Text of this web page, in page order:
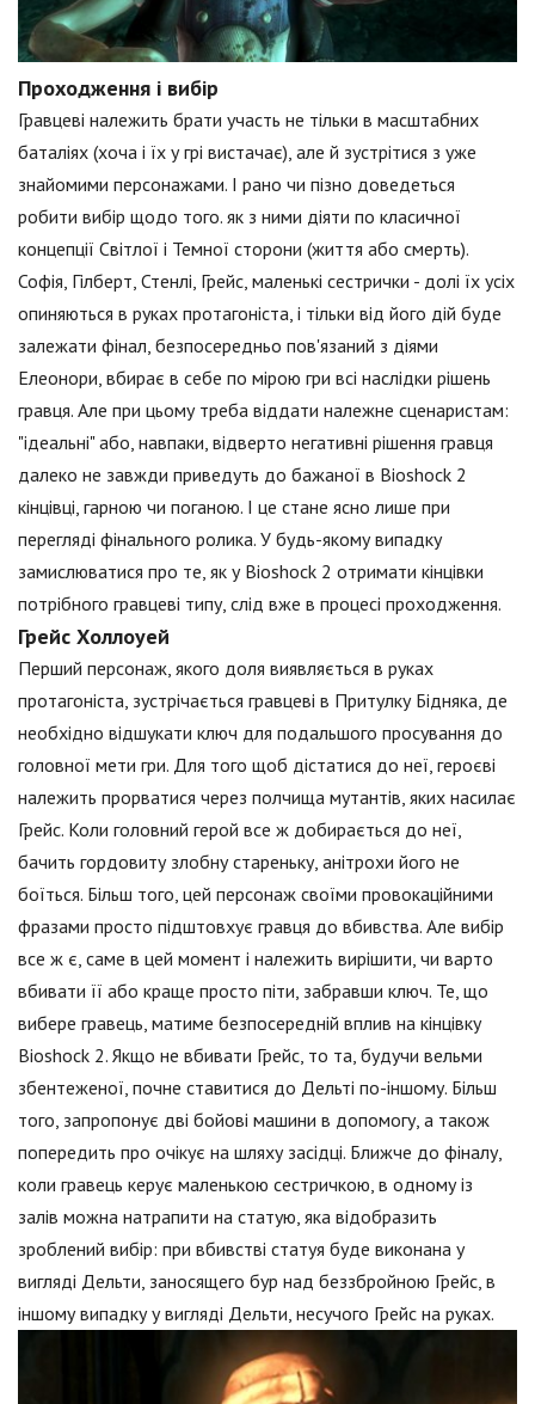
Проходження і вибір
Гравцеві належить брати участь не тільки в масштабних
баталіях (хоча і їх у грі вистачає), але й зустрітися з уже
знайомими персонажами. І рано чи пізно доведеться
робити вибір щодо того. як з ними діяти по класичної
концепції Світлої і Темної сторони (життя або смерть).
Софія, Гілберт, Стенлі, Грейс, маленькі сестрички - долі їх усіх
опиняються в руках протагоніста, і тільки від його дій буде
залежати фінал, безпосередньо пов'язаний з діями
Елеонори, вбирає в себе по мірою гри всі наслідки рішень
гравця. Але при цьому треба віддати належне сценаристам:
"ідеальні" або, навпаки, відверто негативні рішення гравця
далеко не завжди приведуть до бажаної в Bioshock 2
кінцівці, гарною чи поганою. І це стане ясно лише при
перегляді фінального ролика. У будь-якому випадку
замислюватися про те, як у Bioshock 2 отримати кінцівки
потрібного гравцеві типу, слід вже в процесі проходження.
Грейс Холлоуей
Перший персонаж, якого доля виявляється в руках
протагоніста, зустрічається гравцеві в Притулку Бідняка, де
необхідно відшукати ключ для подальшого просування до
головної мети гри. Для того щоб дістатися до неї, героєві
належить прорватися через полчища мутантів, яких насилає
Грейс. Коли головний герой все ж добирається до неї,
бачить гордовиту злобну стареньку, анітрохи його не
боїться. Більш того, цей персонаж своїми провокаційними
фразами просто підштовхує гравця до вбивства. Але вибір
все ж є, саме в цей момент і належить вирішити, чи варто
вбивати її або краще просто піти, забравши ключ. Те, що
вибере гравець, матиме безпосередній вплив на кінцівку
Bioshock 2. Якщо не вбивати Грейс, то та, будучи вельми
збентеженої, почне ставитися до Дельті по-іншому. Більш
того, запропонує дві бойові машини в допомогу, а також
попередить про очікує на шляху засідці. Ближче до фіналу,
коли гравець керує маленькою сестричкою, в одному із
залів можна натрапити на статую, яка відобразить
зроблений вибір: при вбивстві статуя буде виконана у
вигляді Дельти, заносящего бур над беззбройною Грейс, в
іншому випадку у вигляді Дельти, несучого Грейс на руках.